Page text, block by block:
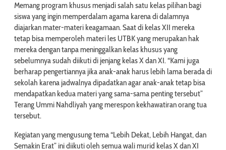
Memang program khusus menjadi salah satu kelas pilihan bagi
siswa yang ingin memperdalam agama karena di dalamnya
diajarkan mater-materi keagamaan. Saat di kelas XII mereka
tetap bisa memperoleh materi les UTBK yang merupakan hak
mereka dengan tanpa meninggalkan kelas khusus yang
sebelumnya sudah diikuti di jenjang kelas X dan XI. “Kami juga
berharap pengertiannya jika anak-anak harus lebih lama berada di
sekolah karena jadwalnya dipadatkan agar anak-anak tetap bisa
mendapatkan kedua materi yang sama-sama penting tersebut”
Terang Ummi Nahdliyah yang merespon kekhawatiran orang tua
tersebut.
Kegiatan yang mengusung tema “Lebih Dekat, Lebih Hangat, dan
Semakin Erat” ini diikuti oleh semua wali murid kelas X dan XI